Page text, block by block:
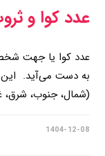
عدد کوا و
عدد کوا یا جهت
به دست می‌آید.
(شمال، جنوب،
1404-12-08